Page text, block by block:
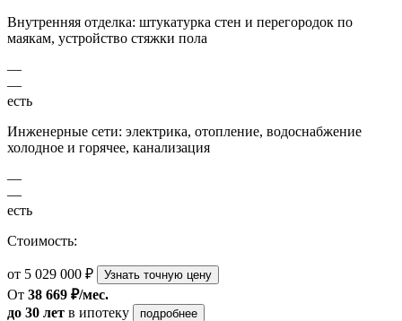
Внутренняя отделка: штукатурка стен и перегородок по
маякам, устройство стяжки пола
—
—
есть
Инженерные сети: электрика, отопление, водоснабжение
холодное и горячее, канализация
—
—
есть
Стоимость:
от 5 029 000 ₽ Узнать точную цену
От 38 669 ₽/мес.
до 30 лет в ипотеку подробнее